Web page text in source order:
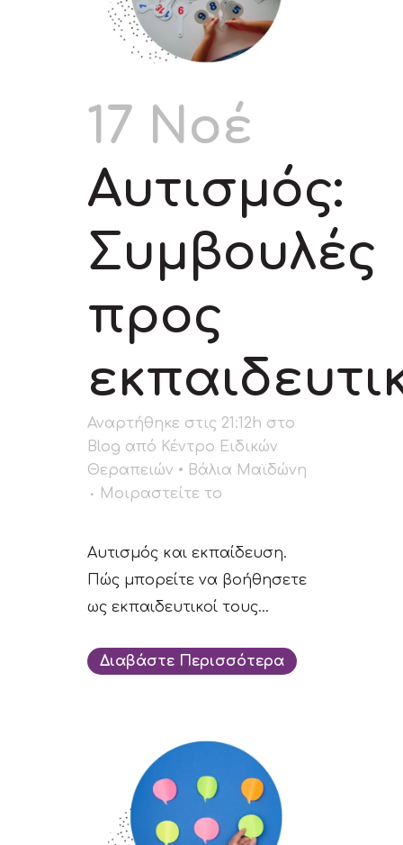
17 Νοέ
Αυτισμός:
Συμβουλές
προς
Αναρτήθηκε στις 21:12h στο
Blog από Κέντρο Ειδικών
Θεραπειών • Βάλια Μαϊδώνη
Μοιραστείτε το
Αυτισμός και εκπαίδευση.
Πώς μπορείτε να βοήθησετε
ως εκπαιδευτικοί τους...
Διαβάστε Περισσότερα